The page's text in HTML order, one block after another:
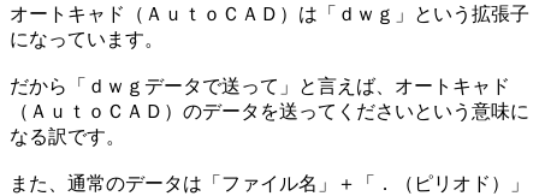
オートキャド（ＡｕｔｏＣＡＤ）は「ｄｗｇ」という拡張子
になっています。
だから「ｄｗｇデータで送って」と言えば、オートキャド
（ＡｕｔｏＣＡＤ）のデータを送ってくださいという意味に
なる訳です。
また、通常のデータは「ファイル名」＋「．（ピリオド）」